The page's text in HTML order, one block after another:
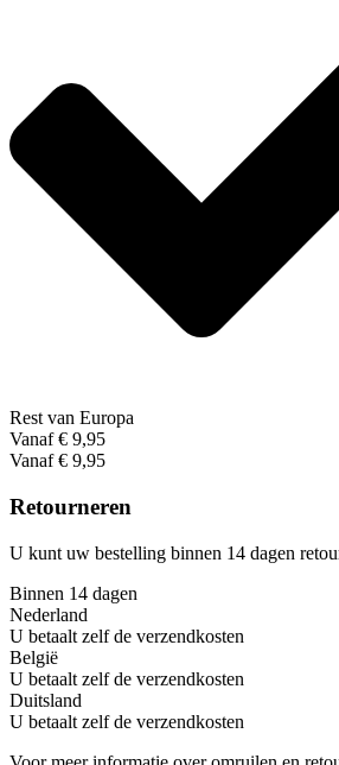
Rest van Europa
Vanaf € 9,95
Vanaf € 9,95
Retourneren
U kunt uw bestelling binnen 14 dagen
Binnen 14 dagen
Nederland
U betaalt zelf de verzendkosten
België
U betaalt zelf de verzendkosten
Duitsland
U betaalt zelf de verzendkosten